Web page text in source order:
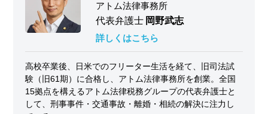
アトム法律事務所
代表弁護士 岡野武志
詳しくはこちら
高校卒業後、日米でのフリーター生活を経て、旧司法試
験（旧61期）に合格し、アトム法律事務所を創業。全国
15拠点を構えるアトム法律税務グループの代表弁護士と
して、刑事事件・交通事故・離婚・相続の解決に注力し